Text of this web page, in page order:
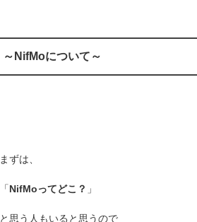
～NifMoについて～
まずは、
「NifMoってどこ？ 」
と思う人もいると思うので